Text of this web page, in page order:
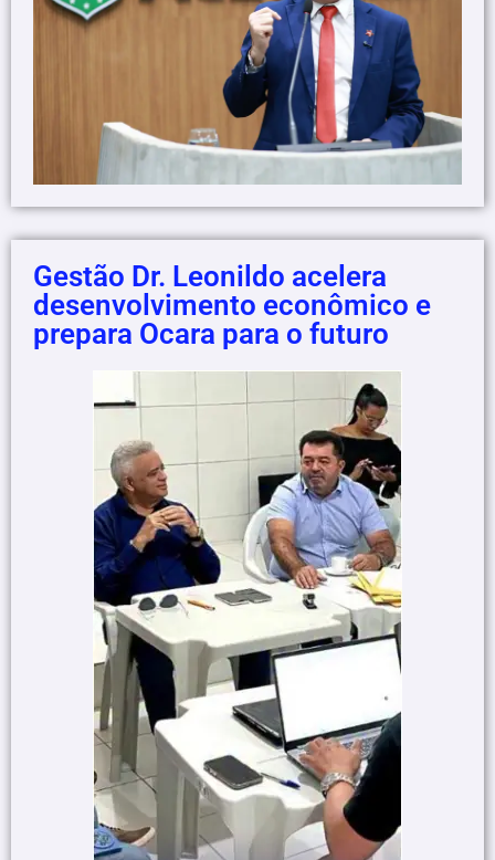
Gestão Dr. Leonildo acelera
desenvolvimento econômico e
prepara Ocara para o futuro